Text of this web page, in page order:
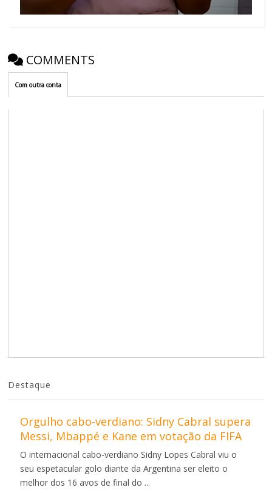
COMMENTS
Com outra conta
Destaque
Orgulho cabo-verdiano: Sidny Cabral supera
Messi, Mbappé e Kane em votação da FIFA
O internacional cabo-verdiano Sidny Lopes Cabral viu o
seu espetacular golo diante da Argentina ser eleito o
melhor dos 16 avos de final do ...